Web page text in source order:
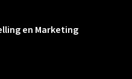
en Marketing